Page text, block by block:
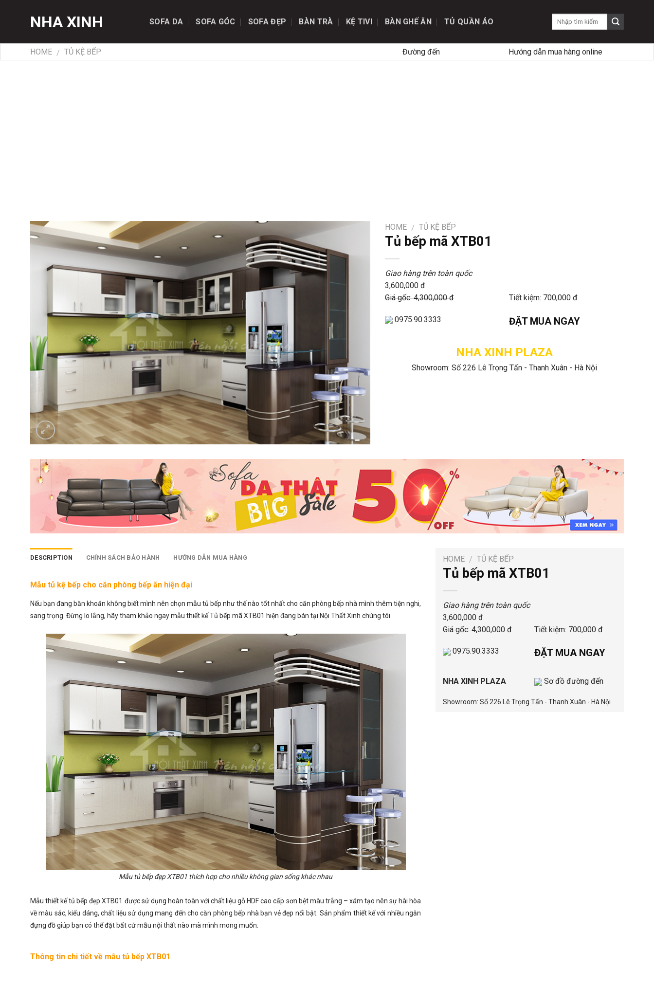
NHA XINH SOFA DA SOFA GÓC SOFA ĐẸP BÀN TRÀ KỆ TIVI BÀN GHẾ ĂN TỦ QUẦN ÁO
HOME / TỦ KỆ BẾP Đường đến Hướng dẫn mua hàng online
HOME / TỦ KỆ BẾP
Tủ bếp mã XTB01
Giao hàng trên toàn quốc
3,600,000 đ
Giá gốc: 4,300,000 đ
Tiết kiệm: 700,000 đ
0975.90.3333 ĐẶT MUA NGAY
NHA XINH PLAZA
Showroom: Số 226 Lê Trọng Tấn - Thanh Xuân - Hà Nội
DESCRIPTION CHÍNH SÁCH BẢO HÀNH HƯỚNG DẪN MUA HÀNG
Mẫu tủ kệ bếp cho căn phòng bếp ăn hiện đại
Nếu bạn đang băn khoăn không biết mình nên chọnmẫu tủ bếp như thế nào tốt nhất cho căn phòng bếp nhà mình thêm tiện nghi,
sang trọng. Đừng lo lắng, hãy tham khảo ngay mẫu thiết kế Tủ bếp mã XTB01 hiện đang bán tại Nội Thất Xinh chúng tôi.
Mẫu tủ bếp đẹp XTB01 thích hợp cho nhiều không gian sống khác nhau
Mẫu thiết kế tủ bếp đẹp XTB01 được sử dụng hoàn toàn với chất liệu gỗ HDF cao cấp sơn bệt màu trắng – xám tạo nên sự hài hòa
về màu sắc, kiểu dáng, chất liệu sử dụng mang đến cho căn phòng bếp nhà bạn vẻ đẹp nổi bật. Sản phẩm thiết kế với nhiều ngăn
đựng đồ giúp bạn có thể đặt bất cứ mẫu nội thất nào mà mình mong muốn.
Thông tin chi tiết về mẫu tủ bếp XTB01
HOME / TỦ KỆ BẾP
Tủ bếp mã XTB01
Giao hàng trên toàn quốc
3,600,000 đ
Giá gốc: 4,300,000 đ
Tiết kiệm: 700,000 đ
0975.90.3333 ĐẶT MUA NGAY
NHA XINH PLAZA Sơ đồ đường đến
Showroom: Số 226 Lê Trọng Tấn - Thanh Xuân - Hà Nội